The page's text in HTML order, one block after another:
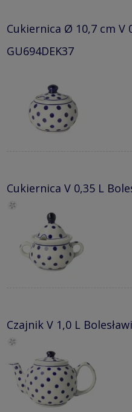
Cukiernica Ø 10,7 cm V
GU694DEK37
Cukiernica V 0,35 L
Czajnik V 1,0 L